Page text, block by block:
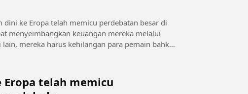
ke Eropa telah memicu perdebatan besar di
menyeimbangkan keuangan mereka melalui
mereka harus kehilangan para pemain bahkan
telah memicu